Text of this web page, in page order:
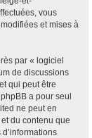
vous
et mises à
par « logiciel
de discussions
qui peut être
a pour seul
ne peut en
du contenu que